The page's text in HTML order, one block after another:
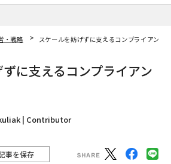
・戦略
スケールを妨げずに支えるコンプライアンス
に支えるコンプライアン
| Contributor
事を保存